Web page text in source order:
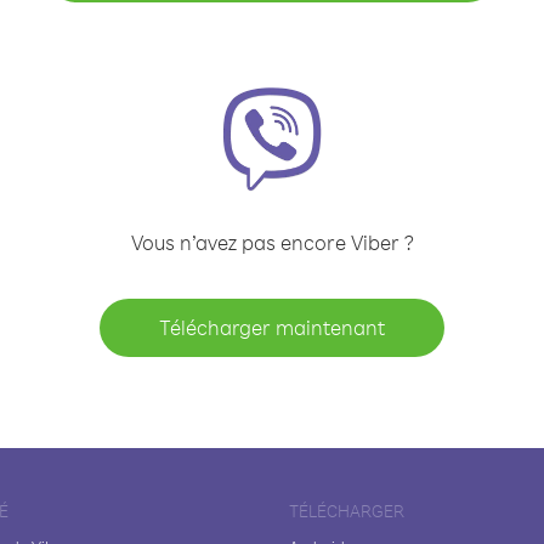
Vous n’avez pas encore Viber ?
Télécharger maintenant
TÉLÉCHARGER